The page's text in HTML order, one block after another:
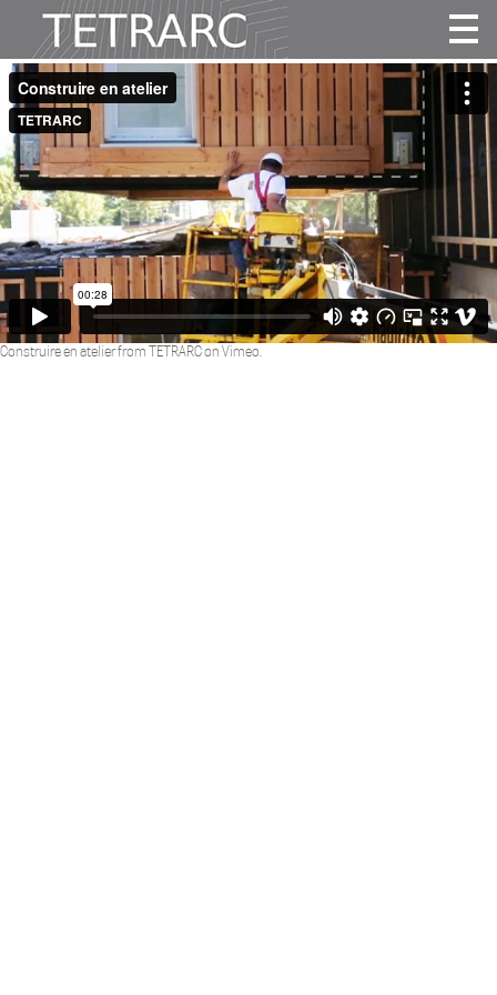
Actualité
Projets
Agence
Vidéos
Publications
Contact
Construire en atelierfrom TETRARCon Vimeo.